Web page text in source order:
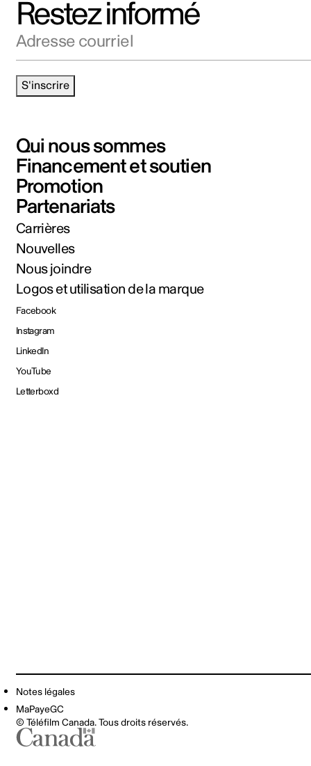
Restez informé
S'inscrire
Qui nous sommes
Financement et soutien
Promotion
Partenariats
Carrières
Nouvelles
Nous joindre
Logos et utilisation de la marque
Facebook
Instagram
LinkedIn
YouTube
Letterboxd
Notes légales
MaPayeGC
© Téléfilm Canada. Tous droits réservés.